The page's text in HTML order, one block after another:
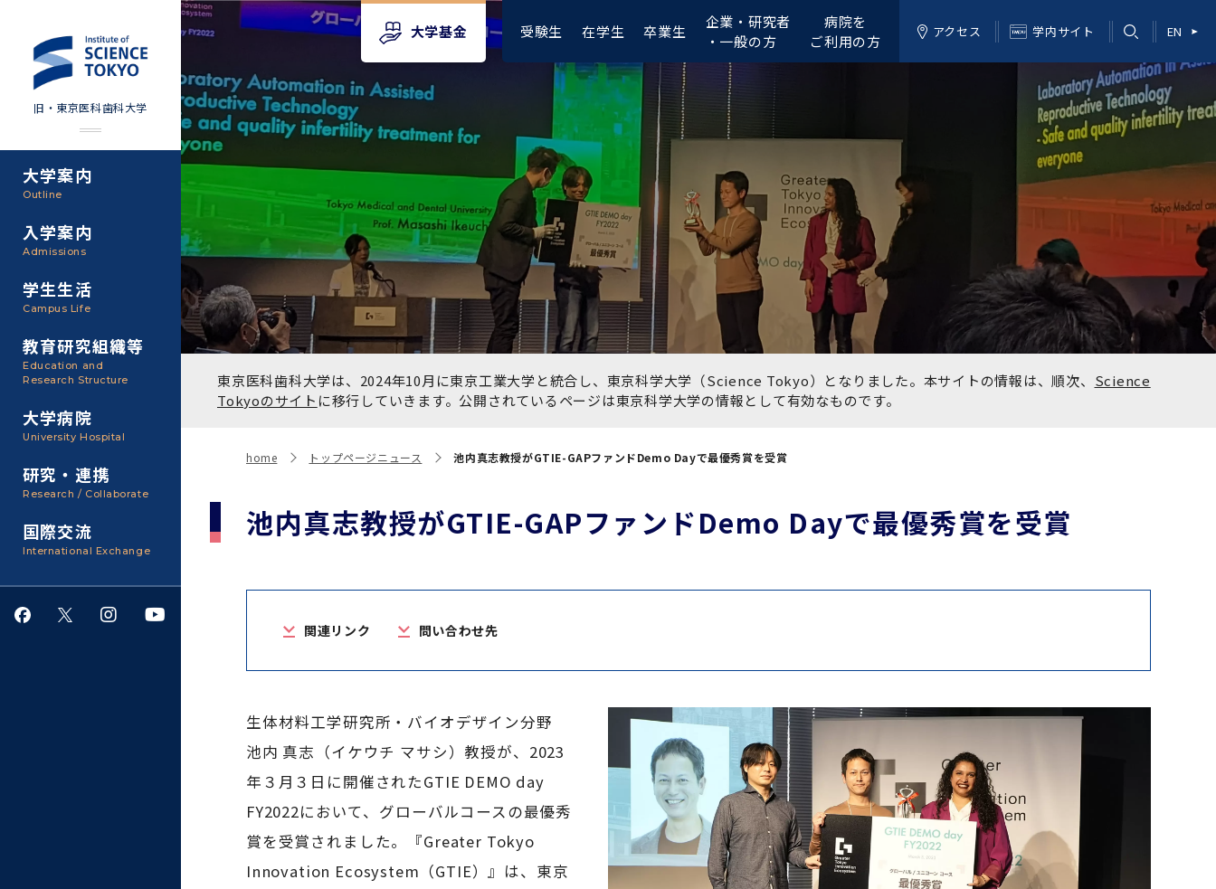
大学基金 受験生 在学生 卒業生
企業・研究者
・一般の方
病院を
ご利用の方
アクセス 学内サイト EN
旧・東京医科歯科大学
大学案内
Outline
基本理念・沿革
東京医科歯科大学の特色
アクセス
運営組織
大学紹介動画
広報誌
写真で綴る 東京医科歯科大
大学評価の制度について
1-1．第４期中期目標・中期
計画等について【6年間】
1-2.年度計画・年度評価等
について【第1期～第3期】
四大学連合
四大学連合憲章等
複合領域コース(四大学共
通)
情報公開・個人情報
ダイバーシティ
東京医科歯科大学ダイバー
シティ＆インクルージョン
推進宣言等
コンプライアンス・ハラス
入学案内
Admissions
学部入学案内
入試制度
学部などについて
学生生活などについて
イベント
大学院入学案内
募集要項
いて
聴講生・科目等履修生およ
学生生活
Campus Life
Science Tokyo BOOST (医
CS（クリニシャン・サイエ
ンティスト）養成支援制度
授業・カリキュラム
授業料・入学料・検定料
入学料・授業料免除・徴収
猶予について(Admission &
Tuition
Exemption/Deferment)
奨学金について
学生生活サポート
在学生向け
施設利用
教育研究組織等
Education and
Research Structure
ポリシー
医学部（医学科･保健衛生学
科）
歯学部（歯学科･口腔保健学
科）
大学院医歯学総合研究科
教養部
修士課程 医歯理工保健学専
専攻
年報
セミナー・特別講義
教育研究分野組織、指導教
員研究内容
統合イノベーション機構
研究基盤クラスター（統合
研究機構）
先端医歯工学創成クラスタ
ー（統合研究機構）
異動したセンター
図書館部門
湯島学生支援センター
大学病院
University Hospital
研究・連携
Research / Collaborate
研究手続き
研究活動
研究組織
取り組み・規制
国際交流
International Exchange
東京医科歯科大学は、2024年10月に東京工業大学と統合し、東京科学大学（Science Tokyo）となりました。本サイトの情報は、順次、 Science
Tokyoのサイト に移行していきます。公開されているページは東京科学大学の情報として有効なものです。
home トップページニュース 池内真志教授がGTIE-GAPファンドDemo Dayで最優秀賞を受賞
池内真志教授がGTIE-GAPファンドDemo Dayで最優秀賞を受賞
関連リンク 問い合わせ先
生体材料工学研究所・バイオデザイン分野
池内 真志（イケウチ マサシ）教授が、2023
年３月３日に開催されたGTIE DEMO day
FY2022において、グローバルコースの最優秀
賞を受賞されました。『Greater Tokyo
Innovation Ecosystem（GTIE）』は、東京